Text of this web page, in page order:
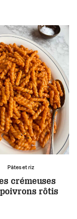
Pâtes et riz
crémeuses
rôtis